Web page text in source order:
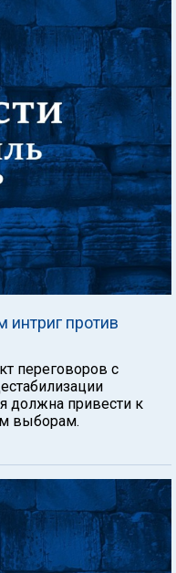
против
переговоров с
должна привести к
выборам.